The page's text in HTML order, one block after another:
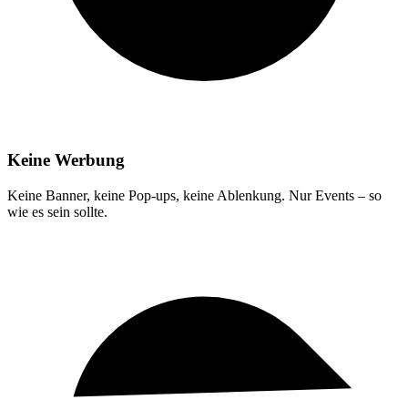
Keine Werbung
Keine Banner, keine Pop-ups, keine Ablenkung. Nur Events – so
wie es sein sollte.